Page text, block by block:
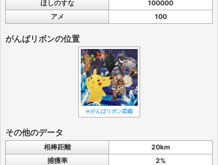
ほしのすな
100000
アメ
100
がんばリボンの位置
⇒がんばリボン図鑑
その他のデータ
相棒距離
20km
捕獲率
2%